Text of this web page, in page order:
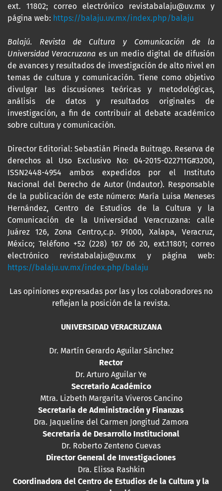
ext. 11802; correo electrónico revistabalaju@uv.mx y
página web: https://balaju.uv.mx/index.php/balaju
Balajú. Revista de Cultura y Comunicación de la
Universidad Veracruzana es un medio digital de difusión
de avances y resultados de investigación de alto nivel en
temas de cultura y comunicación. Tiene como objetivo
divulgar las discusiones teóricas y metodológicas,
análisis de datos y resultados originales de
investigación, a fin de contribuir al debate académico
sobre cultura y comunicación.
Director Editorial: Sebastián Pineda Buitrago. Reserva de
derechos al Uso Exclusivo No: 04-2015-022711G#3200,
ISSN2448-4954 ambos expedidos por el Instituto
Nacional del Derecho de Autor (Indautor). Responsable
de la publicación de este número: María Luisa Meneses
Hernández, Centro de Estudios de la Cultura y la
Comunicación de la Universidad Veracruzana: calle
Juárez 126, Zona Centro,c.p. 91000, Xalapa, Veracruz,
México; Teléfono +52 (228) 167 06 20, ext.11801; correo
electrónico revistabalaju@uv.mx y página web:
https://balaju.uv.mx/index.php/balaju
Las opiniones expresadas por las y los colaboradores no
reflejan la posición de la revista.
UNIVERSIDAD VERACRUZANA
Dr. Martín Gerardo Aguilar Sánchez
Rector
Dr. Arturo Aguilar Ye
Secretario Académico
Mtra. Lizbeth Margarita Viveros Cancino
Secretaria de Administración y Finanzas
Dra. Jaqueline del Carmen Jongitud Zamora
Secretaria de Desarrollo Institucional
Dr. Roberto Zenteno Cuevas
Director General de Investigaciones
Dra. Elissa Rashkin
Coordinadora del Centro de Estudios de la Cultura y la